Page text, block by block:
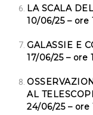
LA SCALA
10/06/25 – ore
GALASSIE E
17/06/25 – ore
AL
24/06/25 – ore